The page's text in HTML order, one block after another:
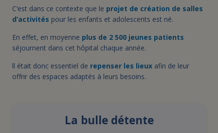
C’est dans ce contexte que le projet de création de salles
d’activités pour les enfants et adolescents est né.
En effet, en moyenne plus de 2 500 jeunes patients
séjournent dans cet hôpital chaque année.
ll était donc essentiel de repenser les lieux afin de leur
offrir des espaces adaptés à leurs besoins.
La bulle détente